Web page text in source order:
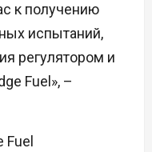
к получению
испытаний,
регулятором и
Fuel», –